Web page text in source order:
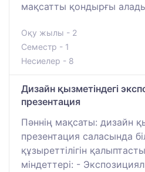
мақсатты қондырғы
Оқу жылы - 2
Семестр - 1
Несиелер - 8
Дизайн қызметіндегі
презентация
Пәннің мақсаты: дизайн
презентация саласында
құзыреттілігін
міндеттері: -